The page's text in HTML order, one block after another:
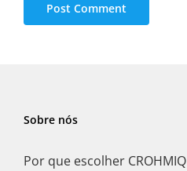
Sobre nós
Por que escolher CROHMIQ